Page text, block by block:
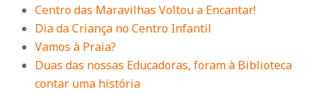
Centro das Maravilhas Voltou a Encantar!
Dia da Criança no Centro Infantil
Vamos à Praia?
Duas das nossas Educadoras, foram à Biblioteca
contar uma história